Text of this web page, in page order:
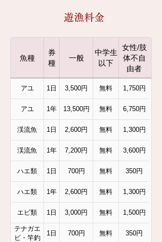
遊漁料金
魚種
券
種
一般
中学生
以下
女性/肢
体不自
由者
アユ 1日 3,500円 無料 1,750円
アユ 1年 13,500円 無料 6,750円
渓流魚 1日 2,600円 無料 1,300円
渓流魚 1年 7,200円 無料 3,600円
ハエ類 1日 700円 無料 350円
ハエ類 1年 2,600円 無料 1,300円
エビ類 1日 3,000円 無料 1,500円
テナガエ
ビ・竿釣
1日 700円 無料 350円